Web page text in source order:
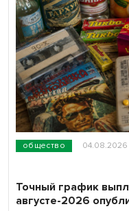
общество 04.08.2026
Точный график
августе-2026